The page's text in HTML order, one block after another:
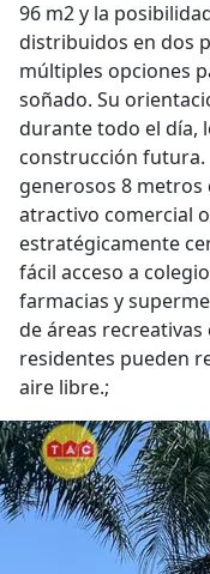
96 m2 y la
distribuidos en dos
múltiples opciones
soñado. Su
durante todo el día,
construcción futura.
generosos 8
atractivo comercial
estratégicamente
fácil acceso a
farmacias y
de áreas
residentes pueden
aire libre.;